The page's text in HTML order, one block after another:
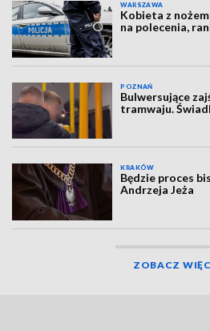
WARSZAWA
Kobieta z
na polecenia,
POZNAŃ
Bulwersujące
tramwaju.
KRAKÓW
Będzie proces
Andrzeja Jeża
ZOBACZ